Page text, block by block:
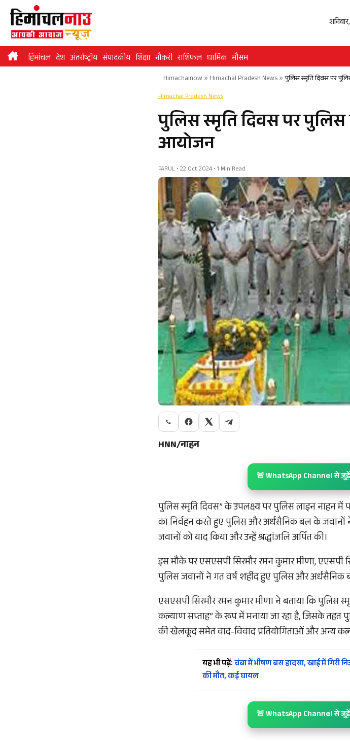
Skip
content
हिमांचल देश अंतर्राष्ट्रीय संपादकीय शिक्षा नौकरी राशिफल धार्मिक मौसम
Himachalnow» Himachal Pradesh News» पुलिस स्मृति दिवस पर
Himachal Pradesh News
पुलिस स्मृति दिवस पर
आयोजन
PARUL • 22 Oct 2024 • 1 Min Read
HNN/नाहन
🚨 WhatsApp Channel से
पुलिस स्मृति दिवस” के उपलक्ष्य पर पुलिस लाइन नाहन में
का निर्वहन करते हुए पुलिस और अर्धसैनिक बल के
जवानों को याद किया और उन्हें श्रद्धांजलि अर्पित की।
इस मौके पर एसएसपी सिरमौर रमन कुमार मीणा, एएसपी
पुलिस जवानों ने गत वर्ष शहीद हुए पुलिस और अर्धसैनिक
एसएसपी सिरमौर रमन कुमार मीणा ने बताया कि पुलिस
कल्याण सप्ताह” के रूप में मनाया जा रहा है, जिसके तहत
की खेलकूद समेत वाद-विवाद प्रतियोगिताओं और अन्य
यह भी पढ़ें:चंबा में भीषण बस हादसा, खाई में गिरी
की मौत, कई घायल
🚨 WhatsApp Channel से